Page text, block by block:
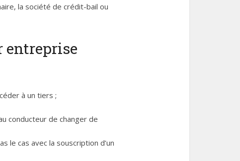
la société de crédit-bail ou
entreprise
à un tiers ;
conducteur de changer de
le cas avec la souscription d’un